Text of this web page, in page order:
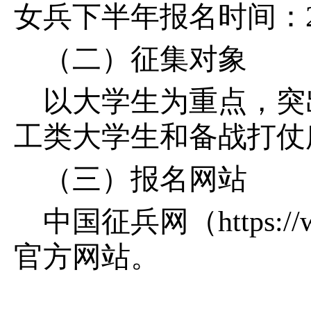
女兵下半年报名时间：
（二）征集对象
以大学生为重点，
工类大学生和备战打
（三）报名网站
中国征兵网（
官方网站。